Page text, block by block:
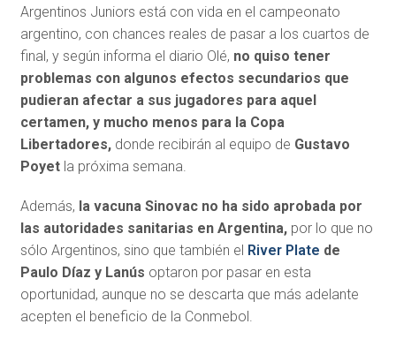
Argentinos Juniors está con vida en el campeonato
argentino, con chances reales de pasar a los cuartos de
final, y según informa el diario Olé, no quiso tener
problemas con algunos efectos secundarios que
pudieran afectar a sus jugadores para aquel
certamen, y mucho menos para la Copa
Libertadores,donde recibirán al equipo de Gustavo
Poyetla próxima semana.
Además, la vacuna Sinovac no ha sido aprobada por
las autoridades sanitarias en Argentina,por lo que no
sólo Argentinos, sino que también el River Plate de
Paulo Díaz y Lanús optaron por pasar en esta
oportunidad, aunque no se descarta que más adelante
acepten el beneficio de la Conmebol.